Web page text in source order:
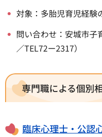
対象：多胎児育児経験
問い合わせ：安城市子
／TEL72ー2317）
専門職による個別
臨床心理士・公認